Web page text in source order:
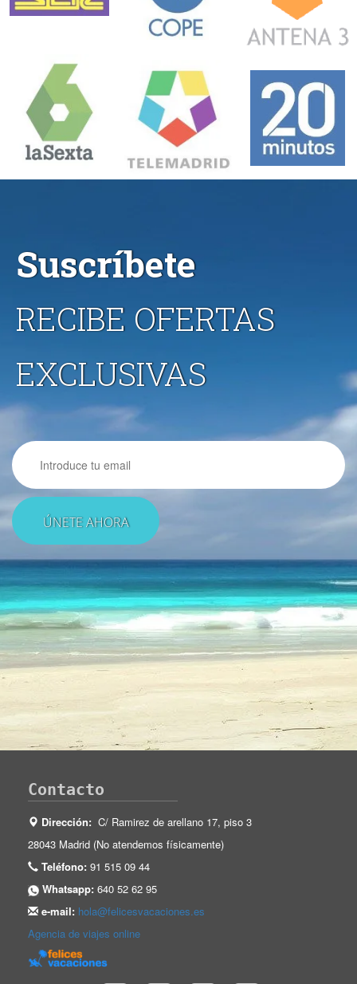
Suscríbete
RECIBE OFERTAS
EXCLUSIVAS
Email
Contacto
Dirección: C/ Ramirez de arellano 17, piso 3
28043 Madrid (No atendemos físicamente)
Teléfono: 91 515 09 44
Whatsapp: 640 52 62 95
e-mail: hola@felicesvacaciones.es
Agencia de viajes online